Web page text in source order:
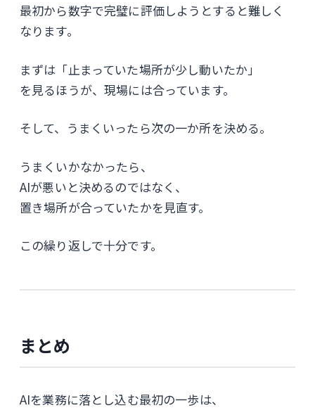
最初から数字で完璧に評価しようとすると難しく
なります。
まずは「止まっていた場所が少し動いたか」
を見るほうが、現場には合っています。
そして、うまくいったら次の一か所を決める。
うまくいかなかったら、
AIが悪いと決めるのではなく、
置き場所が合っていたかを見直す。
この繰り返しで十分です。
まとめ
AIを業務に落とし込む最初の一歩は、